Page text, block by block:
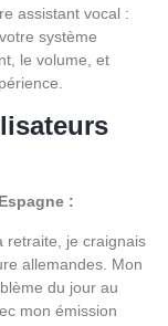
assistant vocal :
système
le volume, et
:
retraite, je craignais
allemandes. Mon
du jour au
mon émission